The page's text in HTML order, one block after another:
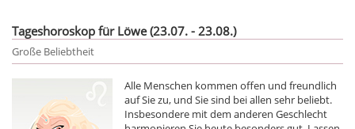
Tageshoroskop für Löwe (23.07. - 23.08.)
Große Beliebtheit
Alle Menschen kommen offen und freundlich
auf Sie zu, und Sie sind bei allen sehr beliebt.
Insbesondere mit dem anderen Geschlecht